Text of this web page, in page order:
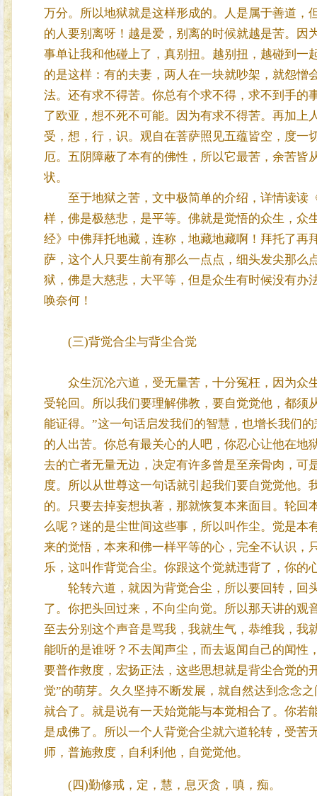
万分。所以地狱就是这样形成的。人是属于善道，
的人要别离呀！越是爱，别离的时候就越是苦。
事单让我和他碰上了，真别扭。越别扭，越碰到一
的是这样：有的夫妻，两人在一块就吵架，就怨
法。还有求不得苦。你总有个求不得，求不到手的
了欧亚，想不死不可能。因为有求不得苦。再加
受，想，行，识。观自在菩萨照见五蕴皆空，度
厄。五阴障蔽了本有的佛性，所以它最苦，余苦
状。
至于地狱之苦，文中极简单的介绍，详情读读
样，佛是极慈悲，是平等。佛就是觉悟的众生，众
经》中佛拜托地藏，连称，地藏地藏啊！拜托了再
萨，这个人只要生前有那么一点点，细头发尖那么
狱，佛是大慈悲，大平等，但是众生有时候没有办
唤奈何！
(三)背觉合尘与背尘合觉
众生沉沦六道，受无量苦，十分冤枉，因为众
受轮回。所以我们要理解佛教，要自觉觉他，都须
能证得。”这一句话启发我们的智慧，也增长我们
的人出苦。你总有最关心的人吧，你忍心让他在
去的亡者无量无边，决定有许多曾是至亲骨肉，可
度。所以从世尊这一句话就引起我们要自觉觉他
的。只要去掉妄想执著，那就恢复本来面目。轮
么呢？迷的是尘世间这些事，所以叫作尘。觉是本
来的觉悟，本来和佛一样平等的心，完全不认识，
乐，这叫作背觉合尘。你跟这个觉就违背了，你的
轮转六道，就因为背觉合尘，所以要回转，回
了。你把头回过来，不向尘向觉。所以那天讲的
至去分别这个声音是骂我，我就生气，恭维我，我
能听的是谁呀？不去闻声尘，而去返闻自己的闻性
要普作救度，宏扬正法，这些思想就是背尘合觉的
觉”的萌芽。久久坚持不断发展，就自然达到念念
就合了。就是说有一天始觉能与本觉相合了。你若
是成佛了。所以一个人背觉合尘就六道轮转，受
师，普施救度，自利利他，自觉觉他。
(四)勤修戒，定，慧，息灭贪，嗔，痴。